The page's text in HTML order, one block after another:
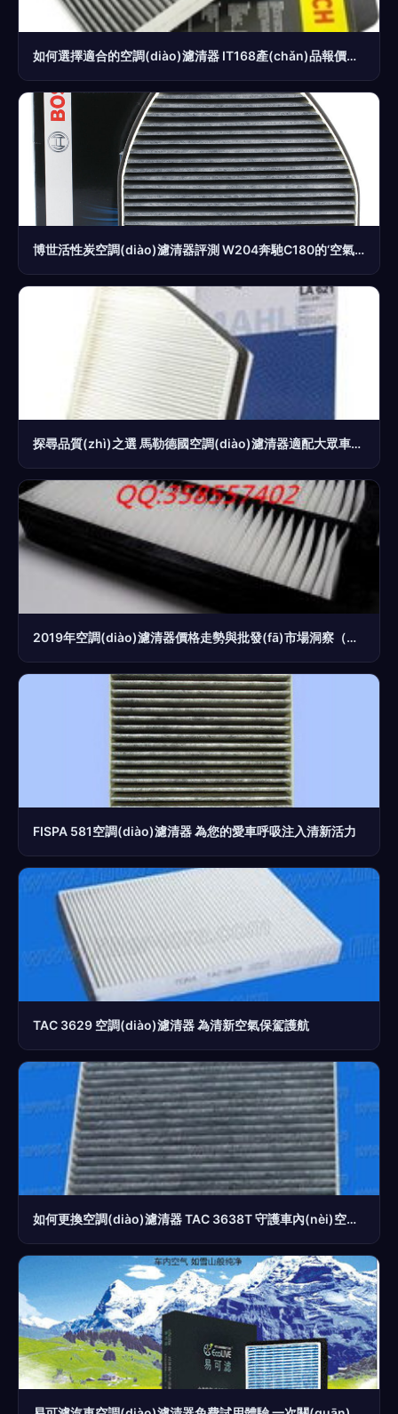
如何選擇適合的空調(diào)濾清器 IT168產(chǎn)品報價指南
博世活性炭空調(diào)濾清器評測 W204奔馳C180的‘空氣守護者’
探尋品質(zhì)之選 馬勒德國空調(diào)濾清器適配大眾車型 | LA621單效款詳解與電商購買攻略
2019年空調(diào)濾清器價格走勢與批發(fā)市場洞察（汽配網(wǎng)）
FISPA 581空調(diào)濾清器 為您的愛車呼吸注入清新活力
TAC 3629 空調(diào)濾清器 為清新空氣保駕護航
如何更換空調(diào)濾清器 TAC 3638T 守護車內(nèi)空氣的簡單步驟